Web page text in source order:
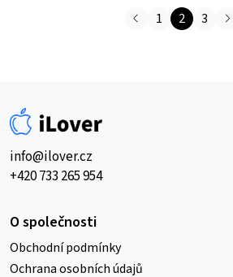
1 2 3
info@ilover.cz
+420 733 265 954
O společnosti
Obchodní podmínky
Ochrana osobních údajů